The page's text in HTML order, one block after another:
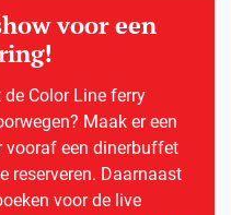
voor een
Color Line ferry
Maak er een
vooraf een dinerbuffet
reserveren. Daarnaast
voor de live